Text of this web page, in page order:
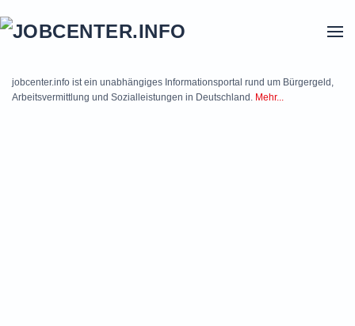
jobcenter.info ist ein unabhängiges Informationsportal rund um Bürgergeld,
Arbeitsvermittlung und Sozialleistungen in Deutschland. Mehr...